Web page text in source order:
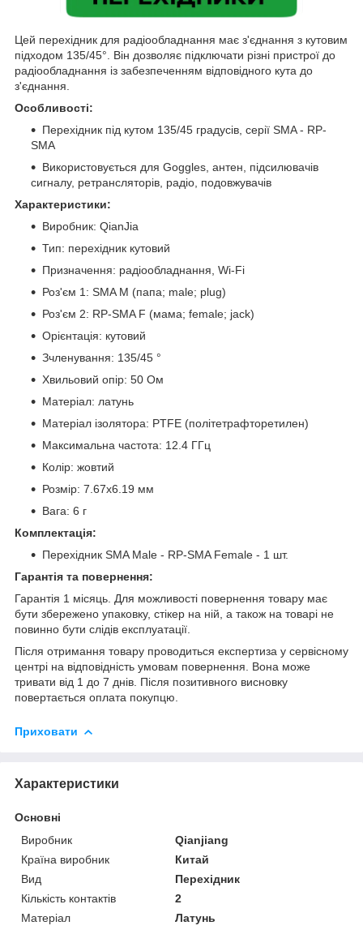
Цей перехідник для радіообладнання має з'єднання з кутовим
підходом 135/45°. Він дозволяє підключати різні пристрої до
радіообладнання із забезпеченням відповідного кута до
з'єднання.
Особливості:
Перехідник під кутом 135/45 градусів, серії SMA - RP-
SMA
Використовується для Goggles, антен, підсилювачів
сигналу, ретрансляторів, радіо, подовжувачів
Характеристики:
Виробник: QianJia
Тип: перехідник кутовий
Призначення: радіообладнання, Wi-Fi
Роз'єм 1: SMA M (папа; male; plug)
Роз'єм 2: RP-SMA F (мама; female; jack)
Орієнтація: кутовий
Зчленування: 135/45 °
Хвильовий опір: 50 Ом
Матеріал: латунь
Матеріал ізолятора: PTFE (політетрафторетилен)
Максимальна частота: 12.4 ГГц
Колір: жовтий
Розмір: 7.67х6.19 мм
Вага: 6 г
Комплектація:
Перехідник SMA Male - RP-SMA Female - 1 шт.
Гарантія та повернення:
Гарантія 1 місяць. Для можливості повернення товару має
бути збережено упаковку, стікер на ній, а також на товарі не
повинно бути слідів експлуатації.
Після отримання товару проводиться експертиза у сервісному
центрі на відповідність умовам повернення. Вона може
тривати від 1 до 7 днів. Після позитивного висновку
повертається оплата покупцю.
Приховати
Характеристики
Основні
Виробник
Qianjiang
Країна виробник
Китай
Вид
Перехідник
Кількість контактів
2
Матеріал
Латунь